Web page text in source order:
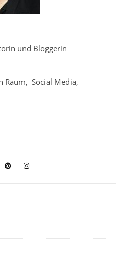
und Bloggerin
Raum, Social Media,